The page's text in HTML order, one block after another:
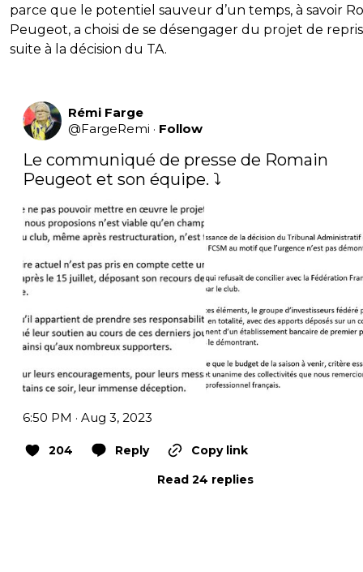
parce que le potentiel sauveur d’un temps, à savoir
Peugeot, a choisi de se désengager du projet de
suite à la décision du TA.
Rémi Farge
@FargeRemi · Follow
Le communiqué de presse de Romain
Peugeot et son équipe. ⤵️
6:50 PM · Aug 3, 2023
204 Reply
Copy link
Read 24 replies